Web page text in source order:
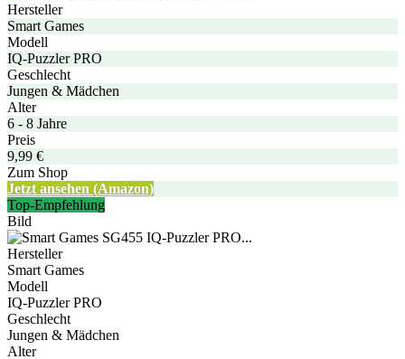
Hersteller
Smart Games
Modell
IQ-Puzzler PRO
Geschlecht
Jungen & Mädchen
Alter
6 - 8 Jahre
Preis
9,99 €
Zum Shop
Jetzt ansehen (Amazon)
Top-Empfehlung
Bild
Hersteller
Smart Games
Modell
IQ-Puzzler PRO
Geschlecht
Jungen & Mädchen
Alter